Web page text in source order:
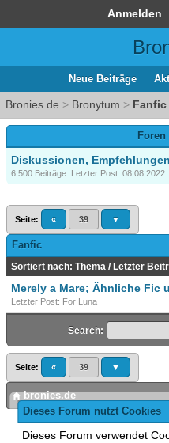
Anmelden
Neue Beiträge
Bronies.de > Bronytum > Fanfic
Dieses Forum nutzt Cookies
Dieses Forum verwendet
Diskussionen,
6.500 Beiträge. Letzter Post: 08.08.2022
Seite: « 39 ▼
Fanfic
Sortiert nach: Thema / Letzter
Merely a Mare; Ähnliche Fic
Letzter Post: For Luna
Search:
Seite: « 39 ▼
bronies.de
Powered byMyBB,
Zur